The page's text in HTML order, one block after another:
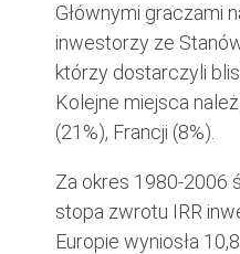
Głównymi graczami
inwestorzy ze
którzy dostarczyli
Kolejne miejsca
(21%), Francji (8%).
Za okres 1980-2006
stopa zwrotu IRR
Europie wyniosła